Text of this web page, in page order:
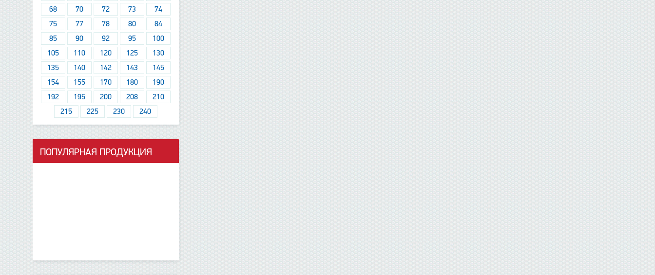
68
70 72 73
74
75
77 78 80
84
85
90 92 95
100
105
110 120 125
130
135
140 142 143
145
154
155 170 180
190
192
195 200 208
210
215
225 230 240
ПОПУЛЯРНАЯ ПРОДУКЦИЯ
данные отсутствуют